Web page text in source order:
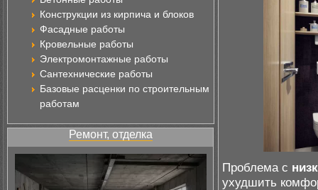
Конструкции из кирпича и блоков
Фасадные работы
Кровельные работы
Электромонтажные работы
Сантехнические работы
Базовые расценки по строительным
работам
Ремонт, отделка
Проблема с
ухудшить